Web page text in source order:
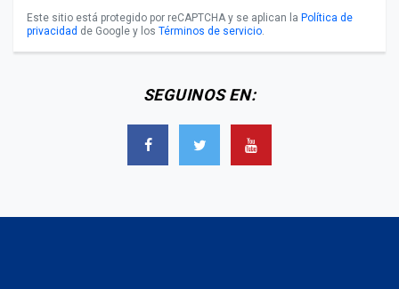
Este sitio está protegido por reCAPTCHA y se aplican la Política de
privacidad de Google y los Términos de servicio.
SEGUINOS EN: